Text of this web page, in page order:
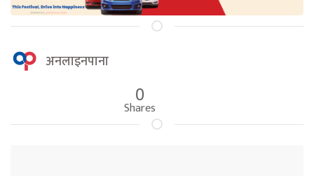
अनलाइनपाना
0
Shares